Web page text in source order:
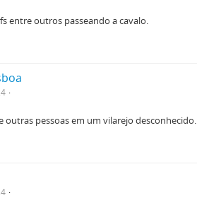
entre outros passeando a cavalo.
outras pessoas em um vilarejo desconhecido.